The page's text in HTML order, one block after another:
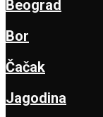
Beograd
Bor
Čačak
Jagodina